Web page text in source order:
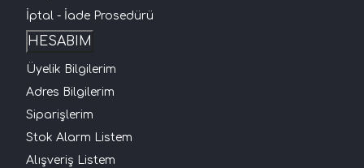
İptal - İade Prosedürü
HESABIM
Üyelik Bilgilerim
Adres Bilgilerim
Siparişlerim
Stok Alarm Listem
Alışveriş Listem